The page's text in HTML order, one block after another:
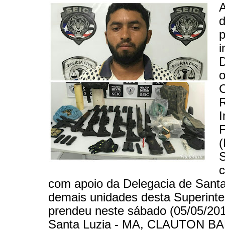
com apoio da Delegacia de
demais unidades desta
prendeu neste sábado (05/05/
Santa Luzia - MA, CLAUTON